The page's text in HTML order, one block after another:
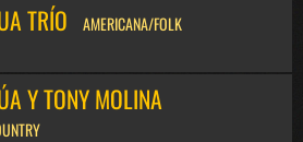
TRÍO
AMERICANA/FOLK
Y TONY MOLINA